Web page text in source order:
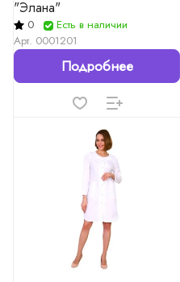
"Элана"
0
Есть в наличии
Арт. 0001201
Подробнее